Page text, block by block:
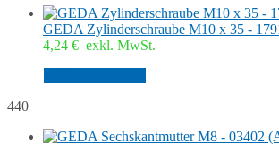
GEDA Zylinderschraube M10 x 35 -
4,24 € exkl. MwSt.
440